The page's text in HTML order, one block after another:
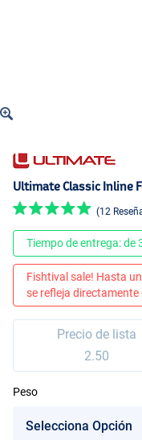
Ultimate Classic Inline
(12
Tiempo de entrega: de
Fishtival sale! Hasta
se refleja directamente
Precio de lista
2.50
Peso